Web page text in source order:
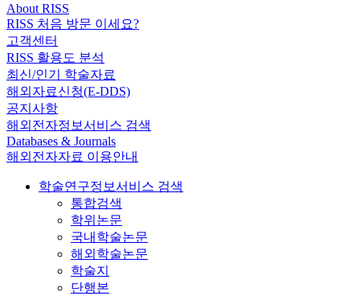
About RISS
RISS 처음 방문 이세요?
고객센터
RISS 활용도 분석
최신/인기 학술자료
해외자료신청(E-DDS)
공지사항
해외전자정보서비스 검색
Databases & Journals
해외전자자료 이용안내
학술연구정보서비스 검색
통합검색
학위논문
국내학술논문
해외학술논문
학술지
단행본